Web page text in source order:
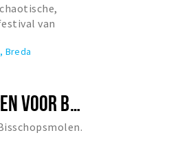
van
Breda
BISSCHOPSMOLEN OPEN VOOR BEZOEK